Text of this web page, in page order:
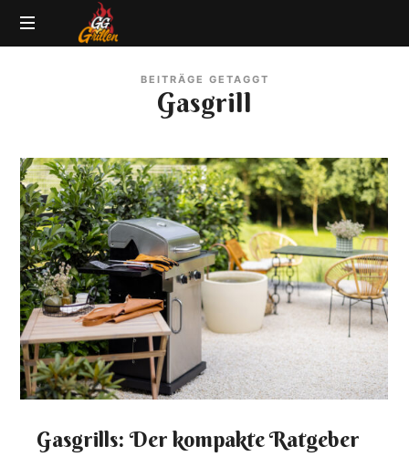
GG-
|
BBQ
Lexikon
BEITRÄGE GETAGGT
Gasgrill
Gasgrills: Der kompakte Ratgeber